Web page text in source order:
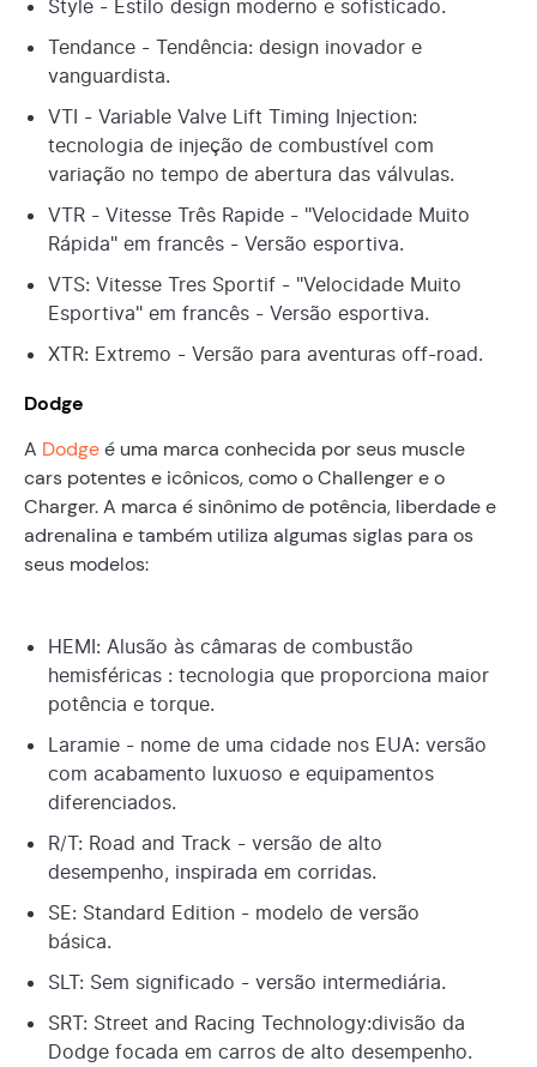
Style - Estilo design moderno e sofisticado.
Tendance - Tendência: design inovador e
vanguardista.
VTI - Variable Valve Lift Timing Injection:
tecnologia de injeção de combustível com
variação no tempo de abertura das válvulas.
VTR - Vitesse Três Rapide - "Velocidade Muito
Rápida" em francês - Versão esportiva.
VTS: Vitesse Tres Sportif - "Velocidade Muito
Esportiva" em francês - Versão esportiva.
XTR: Extremo - Versão para aventuras off-road.
Dodge
A Dodgeé uma marca conhecida por seus muscle
cars potentes e icônicos, como o Challenger e o
Charger. A marca é sinônimo de potência, liberdade e
adrenalina e também utiliza algumas siglas para os
seus modelos:
HEMI: Alusão às câmaras de combustão
hemisféricas : tecnologia que proporciona maior
potência e torque.
Laramie - nome de uma cidade nos EUA: versão
com acabamento luxuoso e equipamentos
diferenciados.
R/T: Road and Track - versão de alto
desempenho, inspirada em corridas.
SE: Standard Edition - modelo de versão
básica.
SLT: Sem significado - versão intermediária.
SRT: Street and Racing Technology:divisão da
Dodge focada em carros de alto desempenho.